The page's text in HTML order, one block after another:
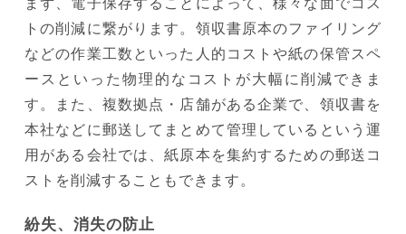
トの削減に繋がります。領収書原本のファイリング
などの作業工数といった人的コストや紙の保管スペ
ースといった物理的なコストが大幅に削減できま
す。また、複数拠点・店舗がある企業で、領収書を
本社などに郵送してまとめて管理しているという運
用がある会社では、紙原本を集約するための郵送コ
ストを削減することもできます。
紛失、消失の防止